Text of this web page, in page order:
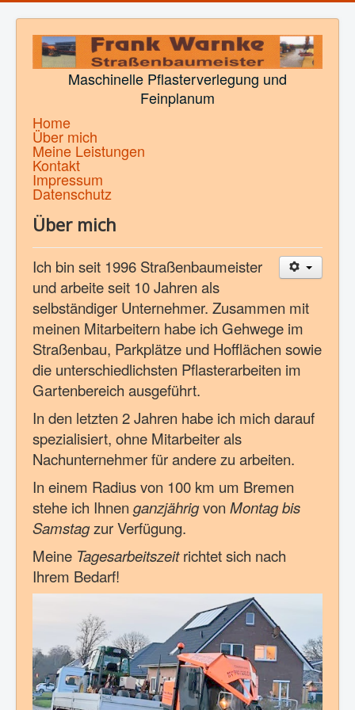
Maschinelle Pflasterverlegung und
Feinplanum
Home
Über mich
Meine Leistungen
Kontakt
Impressum
Datenschutz
Über mich
Ich bin seit 1996 Straßenbaumeister
und arbeite seit 10 Jahren als
selbständiger Unternehmer. Zusammen mit
meinen Mitarbeitern habe ich Gehwege im
Straßenbau, Parkplätze und Hofflächen sowie
die unterschiedlichsten Pflasterarbeiten im
Gartenbereich ausgeführt.
In den letzten 2 Jahren habe ich mich darauf
spezialisiert, ohne Mitarbeiter als
Nachunternehmer für andere zu arbeiten.
In einem Radius von 100 km um Bremen
stehe ich Ihnen ganzjährigvon Montag bis
Samstagzur Verfügung.
Meine Tagesarbeitszeitrichtet sich nach
Ihrem Bedarf!